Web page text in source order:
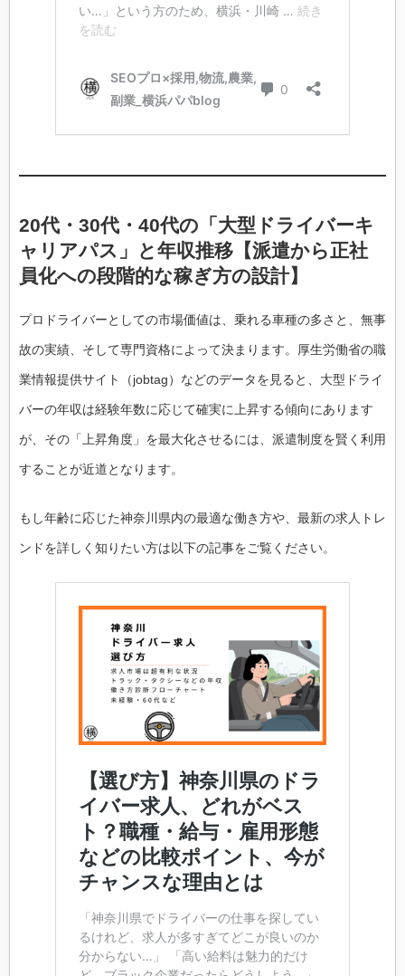
20代・30代・40代の「大型ドライバーキ
ャリアパス」と年収推移【派遣から正社
員化への段階的な稼ぎ方の設計】
プロドライバーとしての市場価値は、乗れる車種の多さと、無事
故の実績、そして専門資格によって決まります。厚生労働省の職
業情報提供サイト（jobtag）などのデータを見ると、大型ドライ
バーの年収は経験年数に応じて確実に上昇する傾向にあります
が、その「上昇角度」を最大化させるには、派遣制度を賢く利用
することが近道となります。
もし年齢に応じた神奈川県内の最適な働き方や、最新の求人トレ
ンドを詳しく知りたい方は以下の記事をご覧ください。